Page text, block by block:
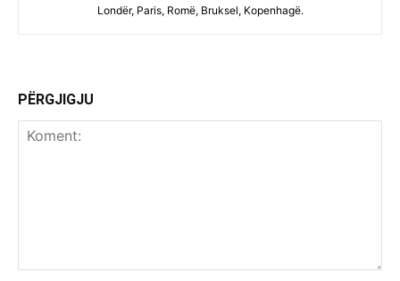
Londër, Paris, Romë, Bruksel, Kopenhagë.
PËRGJIGJU